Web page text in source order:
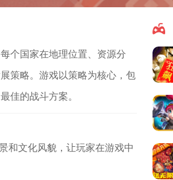
个国家在地理位置、资源分
策略。游戏以策略为核心，包
佳的战斗方案。
和文化风貌，让玩家在游戏中